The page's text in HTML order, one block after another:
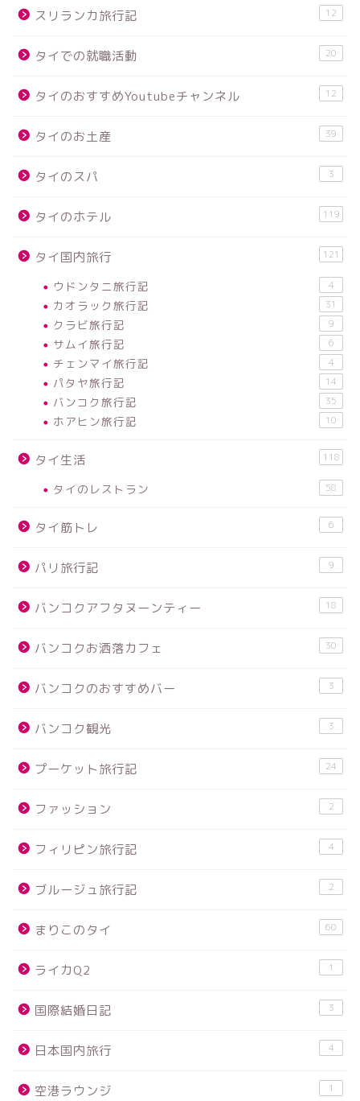
スリランカ旅行記 12
タイでの就職活動 20
タイのおすすめYoutubeチャンネル 12
タイのお土産 39
タイのスパ 3
タイのホテル 119
タイ国内旅行 121
ウドンタニ旅行記 4
カオラック旅行記 31
クラビ旅行記 9
サムイ旅行記 6
チェンマイ旅行記 4
パタヤ旅行記 14
バンコク旅行記 35
ホアヒン旅行記 10
タイ生活 118
タイのレストラン 58
タイ筋トレ 6
パリ旅行記 9
バンコクアフタヌーンティー 18
バンコクお洒落カフェ 30
バンコクのおすすめバー 3
バンコク観光 3
プーケット旅行記 24
ファッション 2
フィリピン旅行記 4
ブルージュ旅行記 2
まりこのタイ 60
ライカQ2 1
国際結婚日記 3
日本国内旅行 4
空港ラウンジ 1